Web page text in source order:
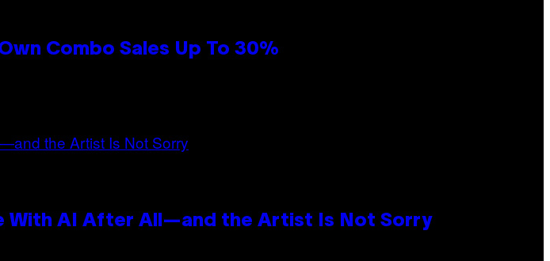
Combo Sales Up To 30%
With AI After All—and the Artist Is Not Sorry